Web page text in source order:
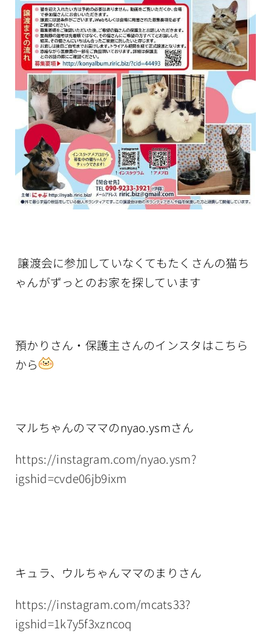
譲渡会に参加していなくてもたくさんの猫ち
ゃんがずっとのお家を探しています
預かりさん・保護主さんのインスタはこちら
から
マルちゃんのママのnyao.ysmさん
https://instagram.com/nyao.ysm?
igshid=cvde06jb9ixm
キュラ、ウルちゃんママのまりさん
https://instagram.com/mcats33?
igshid=1k7y5f3xzncoq